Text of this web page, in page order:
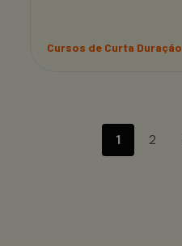
Cursos de Curta Duração
1 2